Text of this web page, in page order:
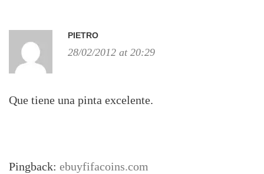
PIETRO
28/02/2012 at 20:29
Que tiene una pinta excelente.
Pingback: ebuyfifacoins.com